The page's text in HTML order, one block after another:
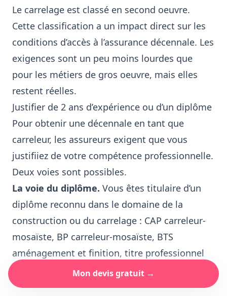
Le carrelage est classé en second oeuvre.
Cette classification a un impact direct sur les
conditions d’accès à l’assurance décennale. Les
exigences sont un peu moins lourdes que
pour les métiers de gros oeuvre, mais elles
restent réelles.
Justifier de 2 ans d’expérience ou d’un diplôme
Pour obtenir une décennale en tant que
carreleur, les assureurs exigent que vous
justifiiez de votre compétence professionnelle.
Deux voies sont possibles.
La voie du diplôme. Vous êtes titulaire d’un
diplôme reconnu dans le domaine de la
construction ou du carrelage : CAP carreleur-
mosaïste, BP carreleur-mosaïste, BTS
aménagement et finition, titre professionnel
de carreleur. Un diplôme dans un métier
connexe du BTP (maçonnerie, plâtrerie,
Mon devis gratuit →